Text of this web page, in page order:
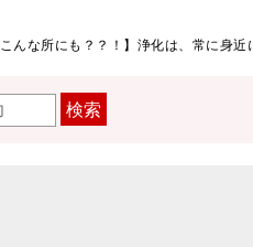
こんな所にも？？！】浄化は、常に身近
検索